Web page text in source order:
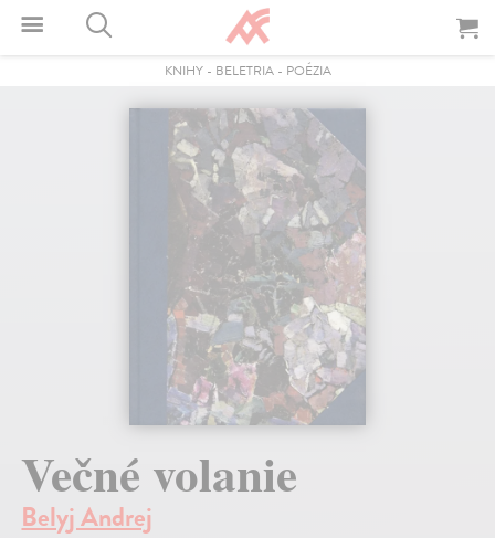
KNIHY- BELETRIA- POÉZIA
Večné volanie
Belyj Andrej